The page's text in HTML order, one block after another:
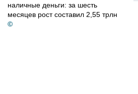
наличные деньги: за шесть
месяцев рост составил 2,55 трлн
©